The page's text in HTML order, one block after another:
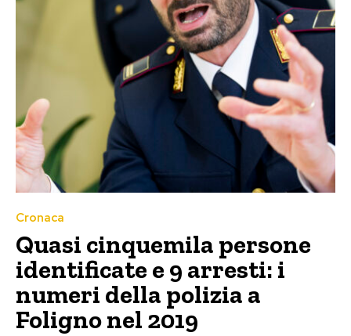
Cronaca
Quasi cinquemila persone
identificate e 9 arresti: i
numeri della polizia a
Foligno nel 2019